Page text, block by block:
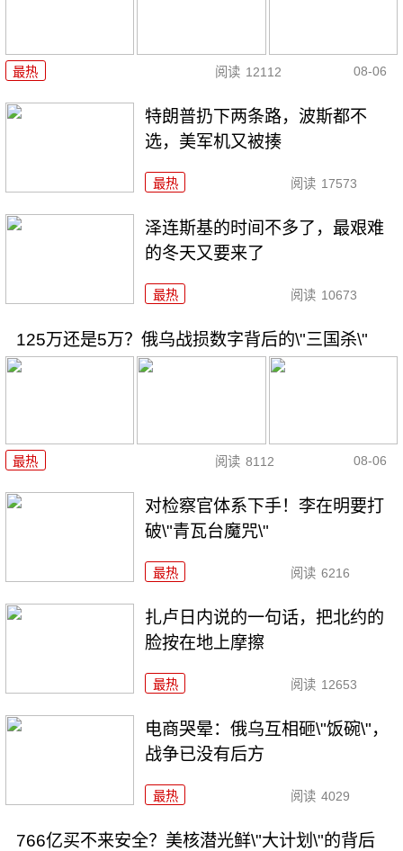
最热 阅读 12112 08-06
特朗普扔下两条路，波斯都不
选，美军机又被揍
最热 阅读 17573
泽连斯基的时间不多了，最艰难
的冬天又要来了
最热 阅读 10673
125万还是5万？俄乌战损数字背后的\"三国杀\"
最热 阅读 8112 08-06
对检察官体系下手！李在明要打
破\"青瓦台魔咒\"
最热 阅读 6216
扎卢日内说的一句话，把北约的
脸按在地上摩擦
最热 阅读 12653
电商哭晕：俄乌互相砸\"饭碗\"，
战争已没有后方
最热 阅读 4029
766亿买不来安全？美核潜光鲜\"大计划\"的背后